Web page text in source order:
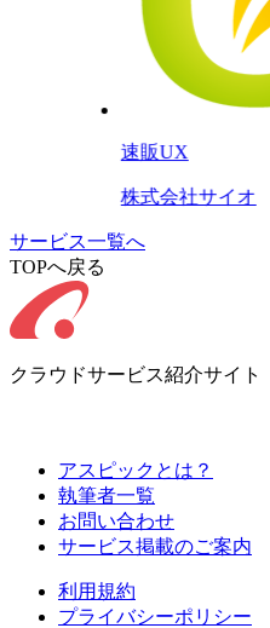
速販UX
株式会社サイオ
サービス一覧へ
TOPへ戻る
クラウドサービス紹介サイト
アスピックとは？
執筆者一覧
お問い合わせ
サービス掲載のご案内
利用規約
プライバシーポリシー